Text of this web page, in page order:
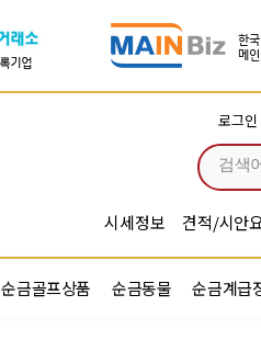
로그인
시세정보 견적/시안
순금골프상품 순금동물 순금계급